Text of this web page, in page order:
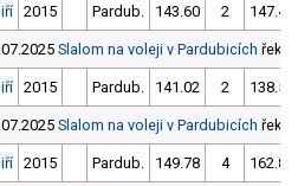
2015 Pardub. 143.60 2 147.40
Slalom na voleji v Pardubicích řeka
2015 Pardub. 141.02 2 138.57
Slalom na voleji v Pardubicích řeka
2015 Pardub. 149.78 4 162.88